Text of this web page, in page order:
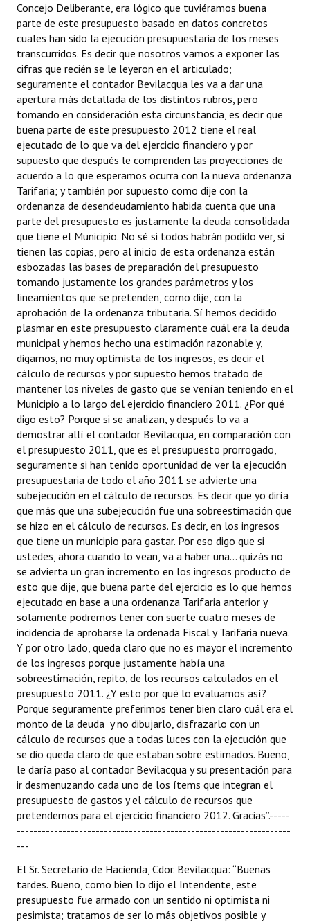
Concejo Deliberante, era lógico que tuviéramos buena
parte de este presupuesto basado en datos concretos
cuales han sido la ejecución presupuestaria de los meses
transcurridos. Es decir que nosotros vamos a exponer las
cifras que recién se le leyeron en el articulado;
seguramente el contador Bevilacqua les va a dar una
apertura más detallada de los distintos rubros, pero
tomando en consideración esta circunstancia, es decir que
buena parte de este presupuesto 2012 tiene el real
ejecutado de lo que va del ejercicio financiero y por
supuesto que después le comprenden las proyecciones de
acuerdo a lo que esperamos ocurra con la nueva ordenanza
Tarifaria; y también por supuesto como dije con la
ordenanza de desendeudamiento habida cuenta que una
parte del presupuesto es justamente la deuda consolidada
que tiene el Municipio. No sé si todos habrán podido ver, si
tienen las copias, pero al inicio de esta ordenanza están
esbozadas las bases de preparación del presupuesto
tomando justamente los grandes parámetros y los
lineamientos que se pretenden, como dije, con la
aprobación de la ordenanza tributaria. Sí hemos decidido
plasmar en este presupuesto claramente cuál era la deuda
municipal y hemos hecho una estimación razonable y,
digamos, no muy optimista de los ingresos, es decir el
cálculo de recursos y por supuesto hemos tratado de
mantener los niveles de gasto que se venían teniendo en el
Municipio a lo largo del ejercicio financiero 2011. ¿Por qué
digo esto? Porque si se analizan, y después lo va a
demostrar allí el contador Bevilacqua, en comparación con
el presupuesto 2011, que es el presupuesto prorrogado,
seguramente si han tenido oportunidad de ver la ejecución
presupuestaria de todo el año 2011 se advierte una
subejecución en el cálculo de recursos. Es decir que yo diría
que más que una subejecución fue una sobreestimación que
se hizo en el cálculo de recursos. Es decir, en los ingresos
que tiene un municipio para gastar. Por eso digo que si
ustedes, ahora cuando lo vean, va a haber una... quizás no
se advierta un gran incremento en los ingresos producto de
esto que dije, que buena parte del ejercicio es lo que hemos
ejecutado en base a una ordenanza Tarifaria anterior y
solamente podremos tener con suerte cuatro meses de
incidencia de aprobarse la ordenada Fiscal y Tarifaria nueva.
Y por otro lado, queda claro que no es mayor el incremento
de los ingresos porque justamente había una
sobreestimación, repito, de los recursos calculados en el
presupuesto 2011. ¿Y esto por qué lo evaluamos así?
Porque seguramente preferimos tener bien claro cuál era el
monto de la deuda y no dibujarlo, disfrazarlo con un
cálculo de recursos que a todas luces con la ejecución que
se dio queda claro de que estaban sobre estimados. Bueno,
le daría paso al contador Bevilacqua y su presentación para
ir desmenuzando cada uno de los ítems que integran el
presupuesto de gastos y el cálculo de recursos que
pretendemos para el ejercicio financiero 2012. Gracias”.-----
------------------------------------------------------------------
---
El Sr. Secretario de Hacienda, Cdor. Bevilacqua: “Buenas
tardes. Bueno, como bien lo dijo el Intendente, este
presupuesto fue armado con un sentido ni optimista ni
pesimista; tratamos de ser lo más objetivos posible y